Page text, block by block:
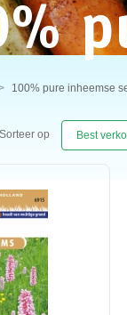
100% pure inheemse
Sorteer op